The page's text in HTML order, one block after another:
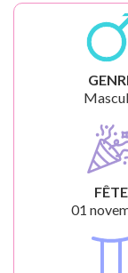
FÊTE
01